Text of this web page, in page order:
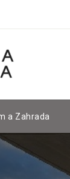
a Zahrada